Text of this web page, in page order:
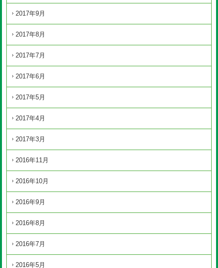
2017年9月
2017年8月
2017年7月
2017年6月
2017年5月
2017年4月
2017年3月
2016年11月
2016年10月
2016年9月
2016年8月
2016年7月
2016年5月